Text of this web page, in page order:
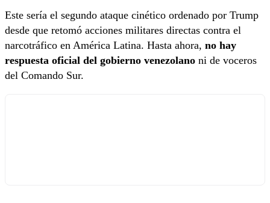
Este sería el segundo ataque cinético ordenado por Trump
desde que retomó acciones militares directas contra el
narcotráfico en América Latina. Hasta ahora, no hay
respuesta oficial del gobierno venezolano ni de voceros
del Comando Sur.